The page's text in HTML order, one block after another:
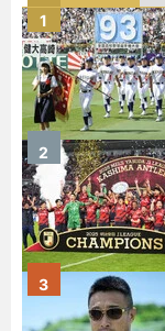
1
2
3